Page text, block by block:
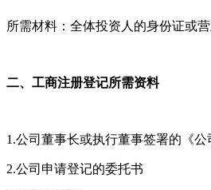
所需材料：全体投资人的身份证或
二、 工商注册登记所需资料
1.公司董事长或执行董事签署的《公
2.公司申请登记的委托书